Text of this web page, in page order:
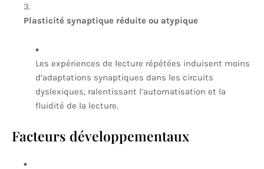
Plasticité synaptique réduite ou atypique
Les expériences de lecture répétées induisent moins
d’adaptations synaptiques dans les circuits
dyslexiques, ralentissant l’automatisation et la
fluidité de la lecture.
Facteurs développementaux